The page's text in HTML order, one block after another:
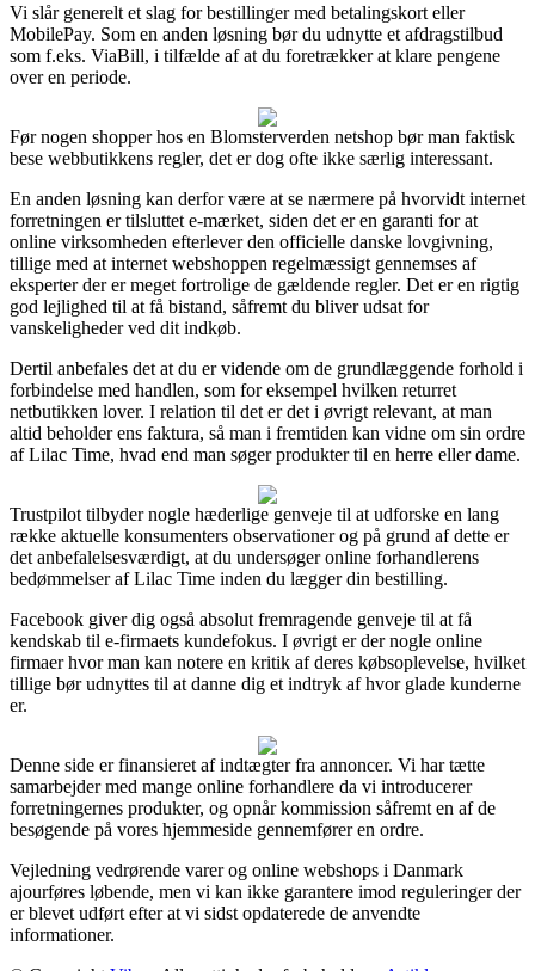
Vi slår generelt et slag for bestillinger med betalingskort eller
MobilePay. Som en anden løsning bør du udnytte et afdragstilbud
som f.eks. ViaBill, i tilfælde af at du foretrækker at klare pengene
over en periode.
Før nogen shopper hos en Blomsterverden netshop bør man faktisk
bese webbutikkens regler, det er dog ofte ikke særlig interessant.
En anden løsning kan derfor være at se nærmere på hvorvidt internet
forretningen er tilsluttet e-mærket, siden det er en garanti for at
online virksomheden efterlever den officielle danske lovgivning,
tillige med at internet webshoppen regelmæssigt gennemses af
eksperter der er meget fortrolige de gældende regler. Det er en rigtig
god lejlighed til at få bistand, såfremt du bliver udsat for
vanskeligheder ved dit indkøb.
Dertil anbefales det at du er vidende om de grundlæggende forhold i
forbindelse med handlen, som for eksempel hvilken returret
netbutikken lover. I relation til det er det i øvrigt relevant, at man
altid beholder ens faktura, så man i fremtiden kan vidne om sin ordre
af Lilac Time, hvad end man søger produkter til en herre eller dame.
Trustpilot tilbyder nogle hæderlige genveje til at udforske en lang
række aktuelle konsumenters observationer og på grund af dette er
det anbefalelsesværdigt, at du undersøger online forhandlerens
bedømmelser af Lilac Time inden du lægger din bestilling.
Facebook giver dig også absolut fremragende genveje til at få
kendskab til e-firmaets kundefokus. I øvrigt er der nogle online
firmaer hvor man kan notere en kritik af deres købsoplevelse, hvilket
tillige bør udnyttes til at danne dig et indtryk af hvor glade kunderne
er.
Denne side er finansieret af indtægter fra annoncer. Vi har tætte
samarbejder med mange online forhandlere da vi introducerer
forretningernes produkter, og opnår kommission såfremt en af de
besøgende på vores hjemmeside gennemfører en ordre.
Vejledning vedrørende varer og online webshops i Danmark
ajourføres løbende, men vi kan ikke garantere imod reguleringer der
er blevet udført efter at vi sidst opdaterede de anvendte
informationer.